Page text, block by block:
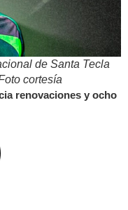
de Santa Tecla
cortesía
renovaciones y ocho